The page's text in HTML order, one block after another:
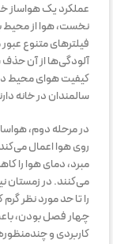
عملکرد یک هواساز
نخست، هوا از محیط
فیلترهای متنوع عبور
آلودگی‌ها از آن حذف
کیفیت هوای محیط
سالمندان در خانه
در مرحله دوم،
روی هوا اعمال
مبرد، دمای هوا را
می‌کنند. در زمستان
را تا حد مورد نظر
چهار فصل بودن،
کاربردی و